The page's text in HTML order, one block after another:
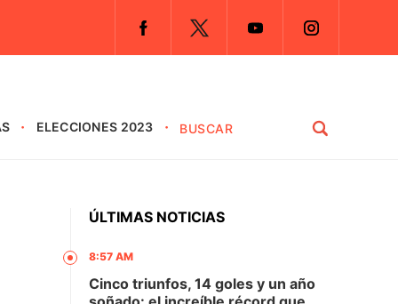
ELECCIONES 2023
ÚLTIMAS NOTICIAS
8:57 AM
Cinco triunfos, 14 goles y un año